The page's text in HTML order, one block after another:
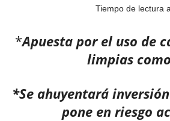
Tiempo de lectura
*Apuesta por el uso de
limpias
*Se ahuyentará
pone en riesgo